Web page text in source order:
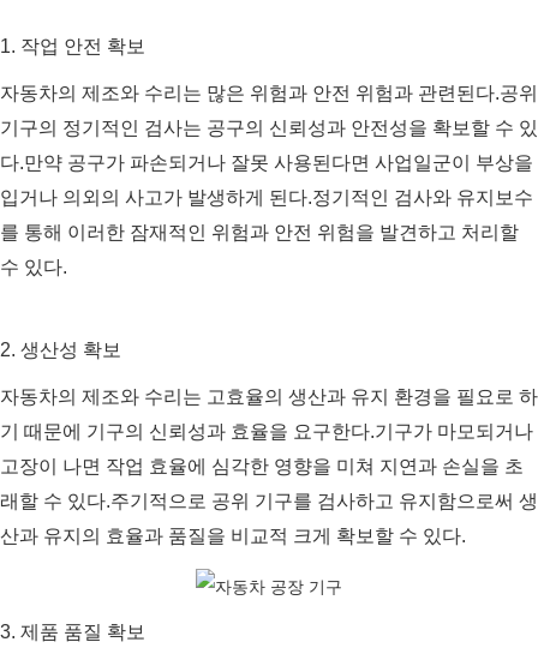
1. 작업 안전 확보
자동차의 제조와 수리는 많은 위험과 안전 위험과 관련된다.공위
기구의 정기적인 검사는 공구의 신뢰성과 안전성을 확보할 수 있
다.만약 공구가 파손되거나 잘못 사용된다면 사업일군이 부상을
입거나 의외의 사고가 발생하게 된다.정기적인 검사와 유지보수
를 통해 이러한 잠재적인 위험과 안전 위험을 발견하고 처리할
수 있다.
2. 생산성 확보
자동차의 제조와 수리는 고효율의 생산과 유지 환경을 필요로 하
기 때문에 기구의 신뢰성과 효율을 요구한다.기구가 마모되거나
고장이 나면 작업 효율에 심각한 영향을 미쳐 지연과 손실을 초
래할 수 있다.주기적으로 공위 기구를 검사하고 유지함으로써 생
산과 유지의 효율과 품질을 비교적 크게 확보할 수 있다.
3. 제품 품질 확보